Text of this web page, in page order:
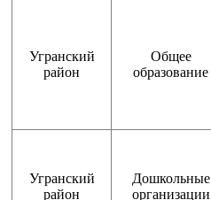
Угранский
район
Общее
образование
Угранский
район
Дошкольные
организации